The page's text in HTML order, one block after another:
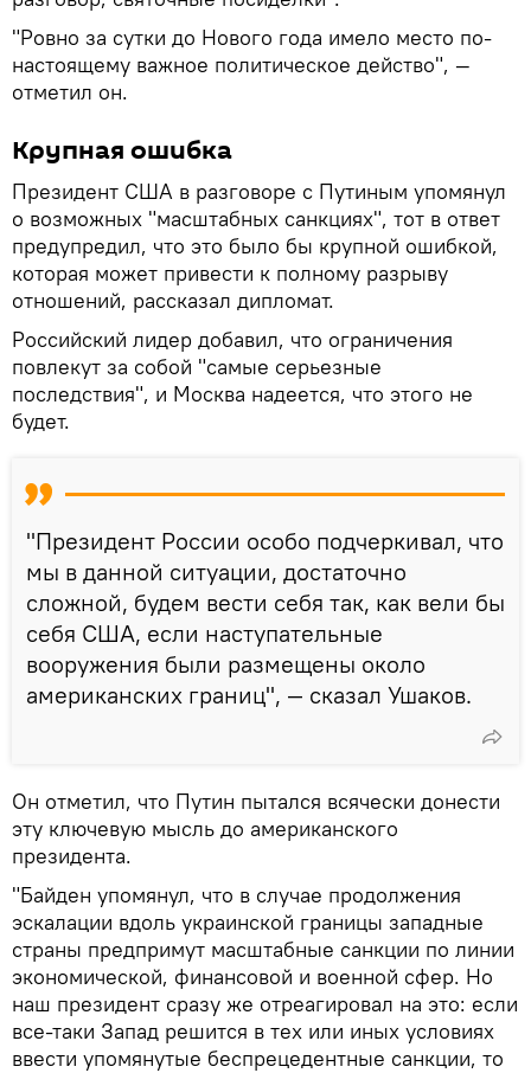
"Ровно за сутки до Нового года имело место по-
настоящему важное политическое действо", —
отметил он.
Крупная ошибка
Президент США в разговоре с Путиным упомянул
о возможных "масштабных санкциях", тот в ответ
предупредил, что это было бы крупной ошибкой,
которая может привести к полному разрыву
отношений, рассказал дипломат.
Российский лидер добавил, что ограничения
повлекут за собой "самые серьезные
последствия", и Москва надеется, что этого не
будет.
"Президент России особо подчеркивал, что
мы в данной ситуации, достаточно
сложной, будем вести себя так, как вели бы
себя США, если наступательные
вооружения были размещены около
американских границ", — сказал Ушаков.
Он отметил, что Путин пытался всячески донести
эту ключевую мысль до американского
президента.
"Байден упомянул, что в случае продолжения
эскалации вдоль украинской границы западные
страны предпримут масштабные санкции по линии
экономической, финансовой и военной сфер. Но
наш президент сразу же отреагировал на это: если
все-таки Запад решится в тех или иных условиях
ввести упомянутые беспрецедентные санкции, то